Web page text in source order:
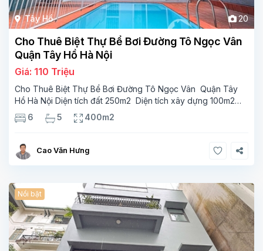
Tây Hồ 20
Cho Thuê Biệt Thự Bể Bơi Đường Tô Ngọc Vân
Quận Tây Hồ Hà Nội
Giá: 110 Triệu
Cho Thuê Biệt Thự Bể Bơi Đường Tô Ngọc Vân Quận Tây
Hồ Hà Nội Diện tích đất 250m2 Diện tích xây dựng 100m2
Xây 4 tầng, 6 phòng ngủ 5 phòng tắm Tầng 1, , phòng
khách , phòng bếp-1wc Tầng 2, 2 phòng
6 5 400m2
Cao Văn Hưng
Nổi bật